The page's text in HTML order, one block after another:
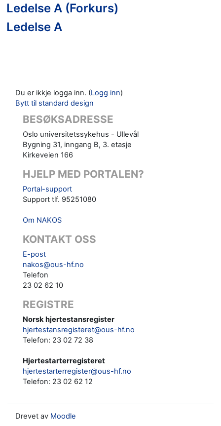
Ledelse A (Forkurs)
Ledelse A
Du er ikkje logga inn. (Logg inn)
Bytt til standard design
BESØKSADRESSE
Oslo universitetssykehus - Ullevål
Bygning 31, inngang B, 3. etasje
Kirkeveien 166
HJELP MED PORTALEN?
Portal-support
Support tlf. 95251080
Om NAKOS
KONTAKT OSS
E-post
nakos@ous-hf.no
Telefon
23 02 62 10
REGISTRE
Norsk hjertestansregister
hjertestansregisteret@ous-hf.no
Telefon: 23 02 72 38
Hjertestarterregisteret
hjertestarterregister@ous-hf.no
Telefon: 23 02 62 12‬‬
Drevet av Moodle